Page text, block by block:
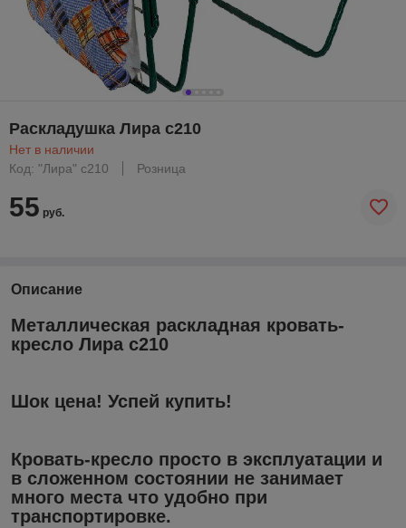
Раскладушка Лира c210
Нет в наличии
Код: "Лира" c210
Розница
55 руб.
Описание
Металлическая раскладная кровать-
кресло Лира с210
Шок цена! Успей купить!
Кровать-кресло просто в эксплуатации и
в сложенном состоянии не занимает
много места что удобно при
транспортировке.